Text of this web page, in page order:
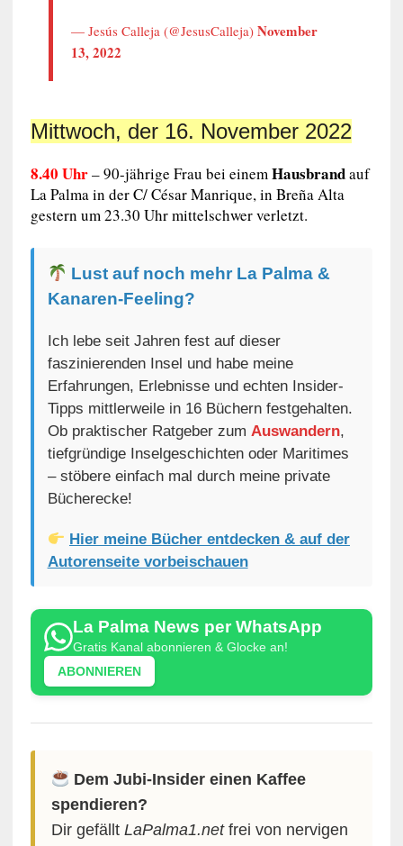
— Jesús Calleja (@JesusCalleja) November
13, 2022
Mittwoch, der 16. November 2022
8.40 Uhr– 90-jährige Frau bei einemHausbrandauf
La Palma in der C/ César Manrique, in Breña Alta
gestern um 23.30 Uhr mittelschwer verletzt.
Lust auf noch mehr La Palma &
Kanaren-Feeling?
Ich lebe seit Jahren fest auf dieser
faszinierenden Insel und habe meine
Erfahrungen, Erlebnisse und echten Insider-
Tipps mittlerweile in 16 Büchern festgehalten.
Ob praktischer Ratgeber zum Auswandern,
tiefgründige Inselgeschichten oder Maritimes
– stöbere einfach mal durch meine private
Bücherecke!
Hier meine Bücher entdecken & auf der
Autorenseite vorbeischauen
La Palma News per WhatsApp
Gratis Kanal abonnieren & Glocke an!
ABONNIEREN
Dem Jubi-Insider einen Kaffee
spendieren?
Dir gefällt LaPalma1.netfrei von nervigen